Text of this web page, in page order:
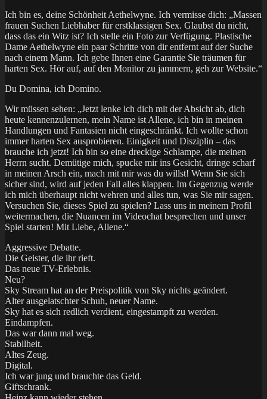
Ich bin es, deine Schönheit Aethelwyne. Ich vermisse dich: „Massen
frauen Suchen Liebhaber für erstklassigen Sex. Glaubst du nicht,
dass das ein Witz ist? Ich stelle ein Foto zur Verfügung. Plastische
Dame Aethelwyne ein paar Schritte von dir entfernt auf der Suche
nach einem Mann. Ich gebe Ihnen eine Garantie Sie träumen für
harten Sex. Hör auf, auf den Monitor zu jammern, geh zur Website.“
Du Domina, ich Domino.
Wir müssen sehen: „Jetzt lenke ich dich mit der Absicht ab, dich
heute kennenzulernen, mein Name ist Allene, ich bin in meinen
Handlungen und Fantasien nicht eingeschränkt. Ich wollte schon
immer harten Sex ausprobieren. Einigkeit und Disziplin – das
brauche ich jetzt! Ich bin so eine dreckige Schlampe, die meinen
Herrn sucht. Demütige mich, spucke mir ins Gesicht, dringe scharf
in meinen Arsch ein, mach mit mir was du willst! Wenn Sie sich
sicher sind, wird auf jeden Fall alles klappen. Im Gegenzug werde
ich mich überhaupt nicht wehren und alles tun, was Sie mir sagen.
Versuchen Sie, dieses Spiel zu spielen? Lass uns in meinem Profil
weitermachen, die Nuancen im Videochat besprechen und unser
Spiel starten! Mit Liebe, Allene.“
Aggressive Debatte.
Die Geister, die ihr rieft.
Das neue TV-Erlebnis.
Neu?
Sky Stream hat an der Preispolitik von Sky nichts geändert.
Alter ausgelatschter Schuh, neuer Name.
Sky hat es sich redlich verdient, eingestampft zu werden.
Eindampfen.
Das war dann mal weg.
Stabilheit.
Altes Zeug.
Digital.
Ich war jung und brauchte das Geld.
Giftschrank.